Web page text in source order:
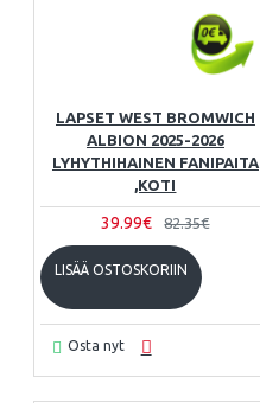
LAPSET WEST BROMWICH
ALBION 2025-2026
LYHYTHIHAINEN FANIPAITA
,KOTI
39.99€ 82.35€
LISÄÄ OSTOSKORIIN
Osta nyt